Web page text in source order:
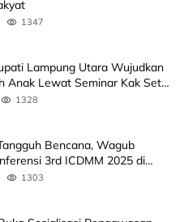
1347
Lampung Utara Wujudkan
Anak Lewat Seminar Kak Seto,
1328
Bencana, Wagub
3rd ICDMM 2025 di
1303